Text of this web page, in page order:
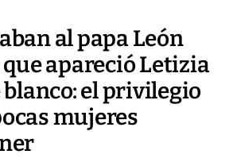
al papa León
apareció Letizia
el privilegio
mujeres